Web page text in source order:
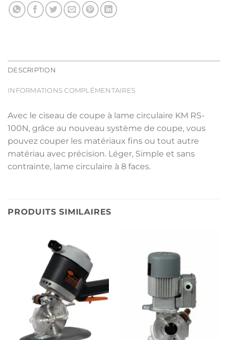
DESCRIPTION
INFORMATIONS COMPLÉMENTAIRES
Avec le ciseau de coupe à lame circulaire KM RS-
100N, grâce au nouveau système de coupe, vous
pouvez couper les matériaux fins ou tout autre
matériau avec précision. Léger, Simple et sans
contrainte, lame circulaire à 8 faces.
PRODUITS SIMILAIRES